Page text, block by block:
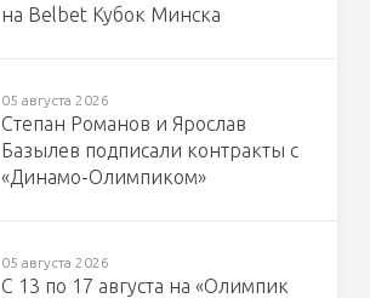
на Belbet Кубок Минска
05 августа 2026
Степан Романов и Ярослав
Базылев подписали контракты с
«Динамо-Олимпиком»
05 августа 2026
С 13 по 17 августа на «Олимпик